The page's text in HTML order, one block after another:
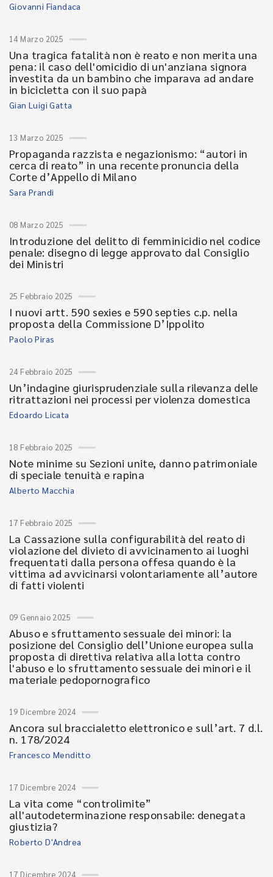
Giovanni Fiandaca
14 Marzo 2025
Una tragica fatalità non è reato e non merita una
pena: il caso dell'omicidio di un'anziana signora
investita da un bambino che imparava ad andare
in bicicletta con il suo papà
Gian Luigi Gatta
13 Marzo 2025
Propaganda razzista e negazionismo: “autori in
cerca di reato” in una recente pronuncia della
Corte d’Appello di Milano
Sara Prandi
08 Marzo 2025
Introduzione del delitto di femminicidio nel codice
penale: disegno di legge approvato dal Consiglio
dei Ministri
25 Febbraio 2025
I nuovi artt. 590 sexies e 590 septies c.p. nella
proposta della Commissione D’Ippolito
Paolo Piras
24 Febbraio 2025
Un’indagine giurisprudenziale sulla rilevanza delle
ritrattazioni nei processi per violenza domestica
Edoardo Licata
18 Febbraio 2025
Note minime su Sezioni unite, danno patrimoniale
di speciale tenuità e rapina
Alberto Macchia
17 Febbraio 2025
La Cassazione sulla configurabilità del reato di
violazione del divieto di avvicinamento ai luoghi
frequentati dalla persona offesa quando è la
vittima ad avvicinarsi volontariamente all’autore
di fatti violenti
09 Gennaio 2025
Abuso e sfruttamento sessuale dei minori: la
posizione del Consiglio dell’Unione europea sulla
proposta di direttiva relativa alla lotta contro
l'abuso e lo sfruttamento sessuale dei minori e il
materiale pedopornografico
19 Dicembre 2024
Ancora sul braccialetto elettronico e sull’art. 7 d.l.
n. 178/2024
Francesco Menditto
17 Dicembre 2024
La vita come “controlimite”
all'autodeterminazione responsabile: denegata
giustizia?
Roberto D'Andrea
17 Dicembre 2024